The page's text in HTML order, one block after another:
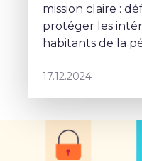
mission claire :
protéger les
habitants de la
17.12.2024